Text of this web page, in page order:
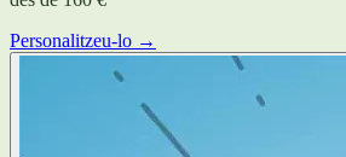
Personalitzeu-lo →